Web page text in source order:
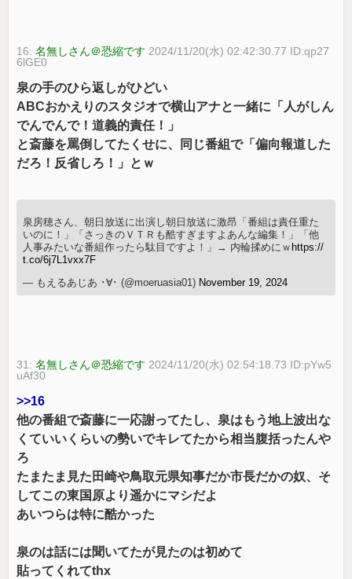
16:名無しさん＠恐縮です 2024/11/20(水) 02:42:30.77 ID:qp27
6lGE0
泉の手のひら返しがひどい
ABCおかえりのスタジオで横山アナと一緒に「人がしん
でんでんで！道義的責任！」
と斎藤を罵倒してたくせに、同じ番組で「偏向報道した
だろ！反省しろ！」とｗ
泉房穂さん、朝日放送に出演し朝日放送に激昂「番組は責任重た
いのに！」「さっきのＶＴＲも酷すぎますよあんな編集！」「他
人事みたいな番組作ったら駄目ですよ！」→ 内輪揉めにｗ https://
t.co/6j7L1vxx7F
— もえるあじあ ･∀･ (@moeruasia01) November 19, 2024
31:名無しさん＠恐縮です 2024/11/20(水) 02:54:18.73 ID:pYw5
uAf30
>>16
他の番組で斎藤に一応謝ってたし、泉はもう地上波出な
くていいくらいの勢いでキレてたから相当腹括ったんや
ろ
たまたま見た田崎や鳥取元県知事だか市長だかの奴、そ
してこの東国原より遥かにマシだよ
あいつらは特に酷かった
泉のは話には聞いてたが見たのは初めて
貼ってくれてthx